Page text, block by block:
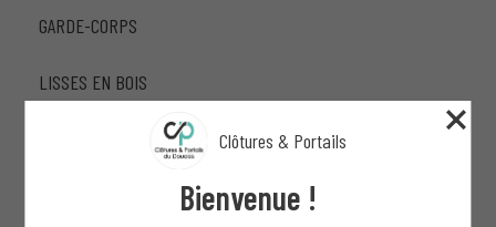
GARDE-CORPS
LISSES EN BOIS
PRÉPARATION DE TERRAINS PROFESSIONNELS
CONTRÔLE D'ACCÈS ET MOTORISATION
Clôtures & Portails
Bienvenue !